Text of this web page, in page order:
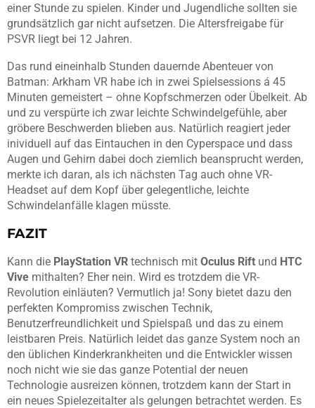
einer Stunde zu spielen. Kinder und Jugendliche sollten sie
grundsätzlich gar nicht aufsetzen. Die Altersfreigabe für
PSVR liegt bei 12 Jahren.
Das rund eineinhalb Stunden dauernde Abenteuer von
Batman: Arkham VR habe ich in zwei Spielsessions á 45
Minuten gemeistert – ohne Kopfschmerzen oder Übelkeit. Ab
und zu verspürte ich zwar leichte Schwindelgefühle, aber
gröbere Beschwerden blieben aus. Natürlich reagiert jeder
inividuell auf das Eintauchen in den Cyperspace und dass
Augen und Gehirn dabei doch ziemlich beansprucht werden,
merkte ich daran, als ich nächsten Tag auch ohne VR-
Headset auf dem Kopf über gelegentliche, leichte
Schwindelanfälle klagen müsste.
FAZIT
Kann die PlayStation VR technisch mit Oculus Rift und HTC
Vive mithalten? Eher nein. Wird es trotzdem die VR-
Revolution einläuten? Vermutlich ja! Sony bietet dazu den
perfekten Kompromiss zwischen Technik,
Benutzerfreundlichkeit und Spielspaß und das zu einem
leistbaren Preis. Natürlich leidet das ganze System noch an
den üblichen Kinderkrankheiten und die Entwickler wissen
noch nicht wie sie das ganze Potential der neuen
Technologie ausreizen können, trotzdem kann der Start in
ein neues Spielezeitalter als gelungen betrachtet werden. Es